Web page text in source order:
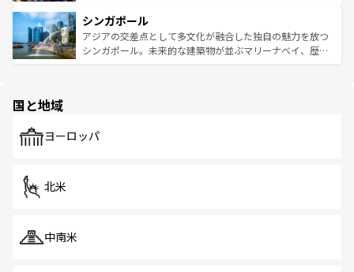
参照してほしい。
激する。気候は一年中温暖で、どの季節にも異なる楽しみ
が待っている。親しみやすいタイの人々、仏教を中心とし
た文化、そして多様な観光資源が、訪れる旅人を魅了し続
み、どこを訪れても感動するはず。観光スポットが密集し
ており、効率よく見どころを回れるのも魅力。息をのむよ
うな絶景から文化的な体験まで、香港を存分に楽しみ尽く
シンガポール
アジアの交差点として多文化が融合した独自の魅力を放つ
シンガポール。未来的な建築物が並ぶマリーナベイ、歴史
で、ホーカーズは地元の風情を楽しめる外せないスポット
国と地域
ヨーロッパ
北米
中南米